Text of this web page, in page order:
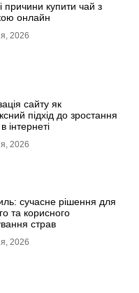
причини купити чай з
онлайн
2026
сайту як
підхід до зростання
інтернеті
2026
сучасне рішення для
та корисного
страв
2026